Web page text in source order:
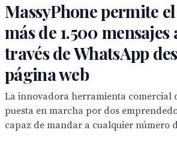
MassyPhone permite
más de 1.500
través de WhatsApp
página web
La innovadora herramienta comercial
puesta en marcha por dos
capaz de mandar a cualquier número